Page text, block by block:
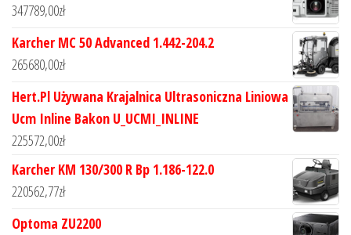
347789,00zł
Karcher MC 50 Advanced 1.442-204.2
265680,00zł
Hert.Pl Używana Krajalnica Ultrasoniczna Liniowa
Ucm Inline Bakon U_UCMI_INLINE
225572,00zł
Karcher KM 130/300 R Bp 1.186-122.0
220562,77zł
Optoma ZU2200